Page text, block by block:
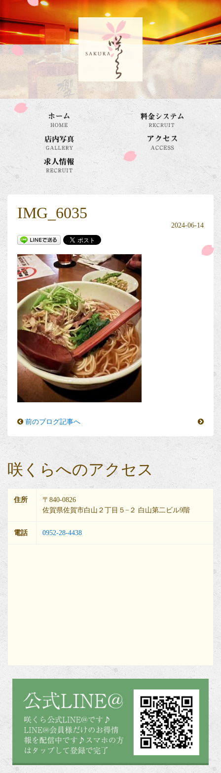
IMG_6035
2024-06-14
前のブログ記事へ
咲くらへのアクセス
住所
〒840-0826
佐賀県佐賀市白山２丁目５−２ 白山第二ビル9階
電話 0952-28-4438